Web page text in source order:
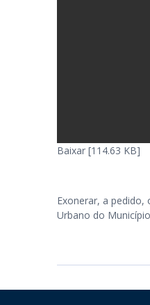
Baixar [114.63 KB]
Exonerar, a pedido,
Urbano do